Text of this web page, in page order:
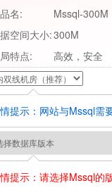
名:
Mssql-300M
空间大小:300M
特点:
高效，安全
提示：网站与Mssql需
提示：请选择Mssql的